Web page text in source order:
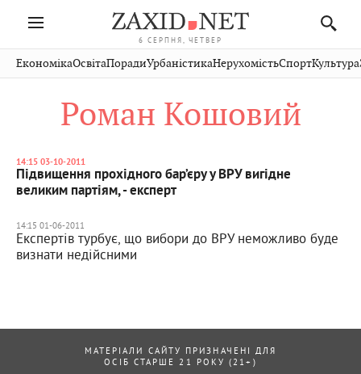
6 СЕРПНЯ, ЧЕТВЕР
Івано-
Франківськ
Волинь
Рівне
Чернівці
Стрий
Хмельницький
Публікації
Авто СловкоКультура
Кіно Дім СпортКраєзнавство
ЕкономікаОсвітаПорадиУрбаністикаНерухомістьСпортКультура
Роман Кошовий
14:15 03-10-2011
Підвищення прохідного бар’єру у ВРУ вигідне
великим партіям, - експерт
14:15 01-06-2011
Експертів турбує, що вибори до ВРУ неможливо буде
визнати недійсними
МАТЕРІАЛИ САЙТУ ПРИЗНАЧЕНІ ДЛЯ
ОСІБ СТАРШЕ 21 РОКУ (21+)